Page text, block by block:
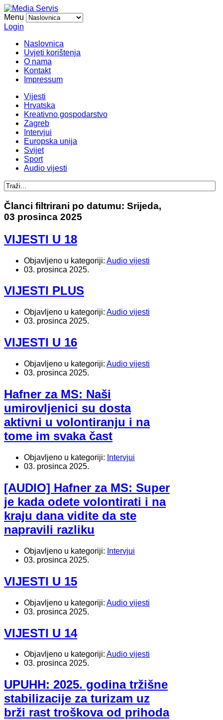
Menu
Login
Naslovnica
Uvjeti korištenja
O nama
Kontakt
Impressum
Vijesti
Hrvatska
Kreativno gospodarstvo
Zagreb
Intervjui
Europska unija
Svijet
Sport
Audio vijesti
Članci filtrirani po datumu: Srijeda,
03 prosinca 2025
VIJESTI U 18
Objavljeno u kategoriji: Audio vijesti
03. prosinca 2025.
VIJESTI PLUS
Objavljeno u kategoriji: Audio vijesti
03. prosinca 2025.
VIJESTI U 16
Objavljeno u kategoriji: Audio vijesti
03. prosinca 2025.
Hafner za MS: Naši
umirovljenici su dosta
aktivni u volontiranju i na
tome im svaka čast
Objavljeno u kategoriji: Intervjui
03. prosinca 2025.
[AUDIO] Hafner za MS: Super
je kada odete volontirati i na
kraju dana vidite da ste
napravili razliku
Objavljeno u kategoriji: Intervjui
03. prosinca 2025.
VIJESTI U 15
Objavljeno u kategoriji: Audio vijesti
03. prosinca 2025.
VIJESTI U 14
Objavljeno u kategoriji: Audio vijesti
03. prosinca 2025.
UPUHH: 2025. godina tržišne
stabilizacije za turizam uz
brži rast troškova od prihoda